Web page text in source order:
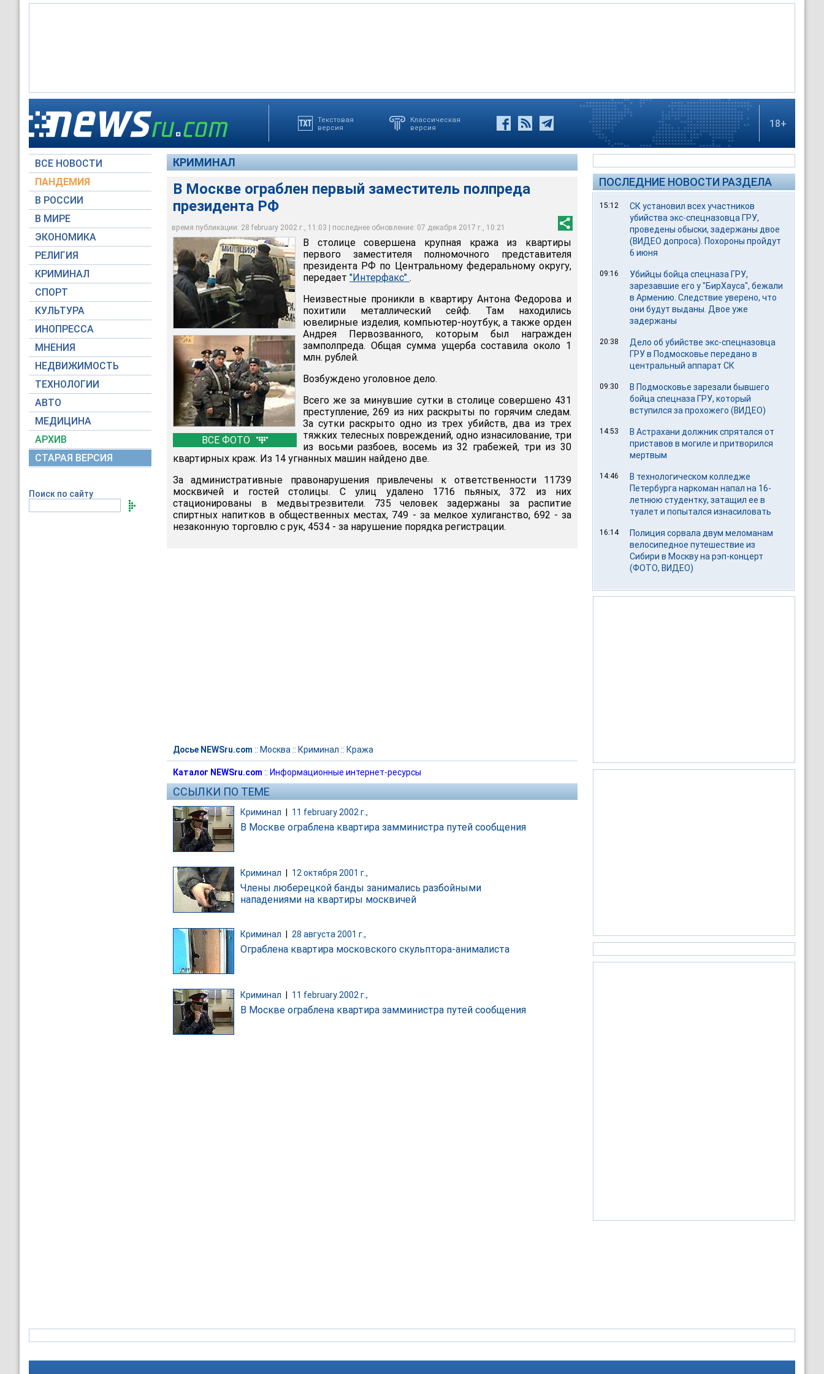
Текстовая
версия
Классическая
версия
18+
ВСЕ НОВОСТИ
ПАНДЕМИЯ
В РОССИИ
В МИРЕ
ЭКОНОМИКА
РЕЛИГИЯ
КРИМИНАЛ
СПОРТ
КУЛЬТУРА
ИНОПРЕССА
МНЕНИЯ
НЕДВИЖИМОСТЬ
ТЕХНОЛОГИИ
АВТО
МЕДИЦИНА
АРХИВ
СТАРАЯ ВЕРСИЯ
Поиск по сайту
КРИМИНАЛ
В Москве ограблен первый заместитель полпреда
президента РФ
время публикации: 28 february 2002 г., 11:03 | последнее обновление: 07 декабря 2017 г., 10:21
ВСЕ ФОТО
В Москве ограблен первый заместитель полпреда президента РФ
Архив NTVRU.com
Неизвестные проникли в квартиру Антона Федорова и похитили металлический сейф
Архив NTVRU.com
Общая сумма ущерба составила около 1 млн. рублей
Архив NTVRU.com
В столице совершена крупная кража из квартиры
первого заместителя полномочного представителя
президента РФ по Центральному федеральному округу,
передает "Интерфакс" .
Неизвестные проникли в квартиру Антона Федорова и
похитили металлический сейф. Там находились
ювелирные изделия, компьютер-ноутбук, а также орден
Андрея Первозванного, которым был награжден
замполпреда. Общая сумма ущерба составила около 1
млн. рублей.
Возбуждено уголовное дело.
Всего же за минувшие сутки в столице совершено 431
преступление, 269 из них раскрыты по горячим следам.
За сутки раскрыто одно из трех убийств, два из трех
тяжких телесных повреждений, одно изнасилование, три
из восьми разбоев, восемь из 32 грабежей, три из 30
квартирных краж. Из 14 угнанных машин найдено две.
За административные правонарушения привлечены к ответственности 11739
москвичей и гостей столицы. С улиц удалено 1716 пьяных, 372 из них
стационированы в медвытрезвители. 735 человек задержаны за распитие
спиртных напитков в общественных местах, 749 - за мелкое хулиганство, 692 - за
незаконную торговлю с рук, 4534 - за нарушение порядка регистрации.
Досье NEWSru.com :: Москва :: Криминал :: Кража
Каталог NEWSru.com :: Информационные интернет-ресурсы
ССЫЛКИ ПО ТЕМЕ
Криминал 11 february 2002 г.,
В Москве ограблена квартира замминистра путей сообщения
Криминал 12 октября 2001 г.,
Члены люберецкой банды занимались разбойными
нападениями на квартиры москвичей
Криминал 28 августа 2001 г.,
Ограблена квартира московского скульптора-анималиста
Криминал 11 february 2002 г.,
В Москве ограблена квартира замминистра путей сообщения
ПОСЛЕДНИЕ НОВОСТИ РАЗДЕЛА
15:12
СК установил всех участников
убийства экс-спецназовца ГРУ,
проведены обыски, задержаны двое
(ВИДЕО допроса). Похороны пройдут
6 июня
09:16
Убийцы бойца спецназа ГРУ,
зарезавшие его у "БирХауса", бежали
в Армению. Следствие уверено, что
они будут выданы. Двое уже
задержаны
20:38
Дело об убийстве экс-спецназовца
ГРУ в Подмосковье передано в
центральный аппарат СК
09:30
В Подмосковье зарезали бывшего
бойца спецназа ГРУ, который
вступился за прохожего (ВИДЕО)
14:53
В Астрахани должник спрятался от
приставов в могиле и притворился
мертвым
14:46
В технологическом колледже
Петербурга наркоман напал на 16-
летнюю студентку, затащил ее в
туалет и попытался изнасиловать
16:14
Полиция сорвала двум меломанам
велосипедное путешествие из
Сибири в Москву на рэп-концерт
(ФОТО, ВИДЕО)